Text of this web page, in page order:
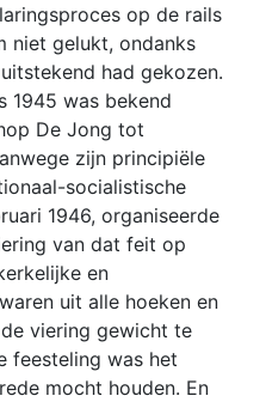
op de rails
niet gelukt, ondanks
had gekozen.
1945 was bekend
De Jong tot
zijn principiële
socialistische
1946, organiseerde
van dat feit op
en
uit alle hoeken en
viering gewicht te
feesteling was het
mocht houden. En